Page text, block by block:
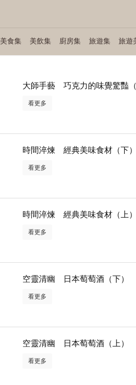
美食集 美飲集 廚房集 旅遊集 旅遊
大師手藝 巧克力的味覺驚豔（
看更多
時間淬煉 經典美味食材（下）
看更多
時間淬煉 經典美味食材（上）
看更多
空靈清幽 日本萄萄酒（下）
看更多
空靈清幽 日本萄萄酒（上）
看更多